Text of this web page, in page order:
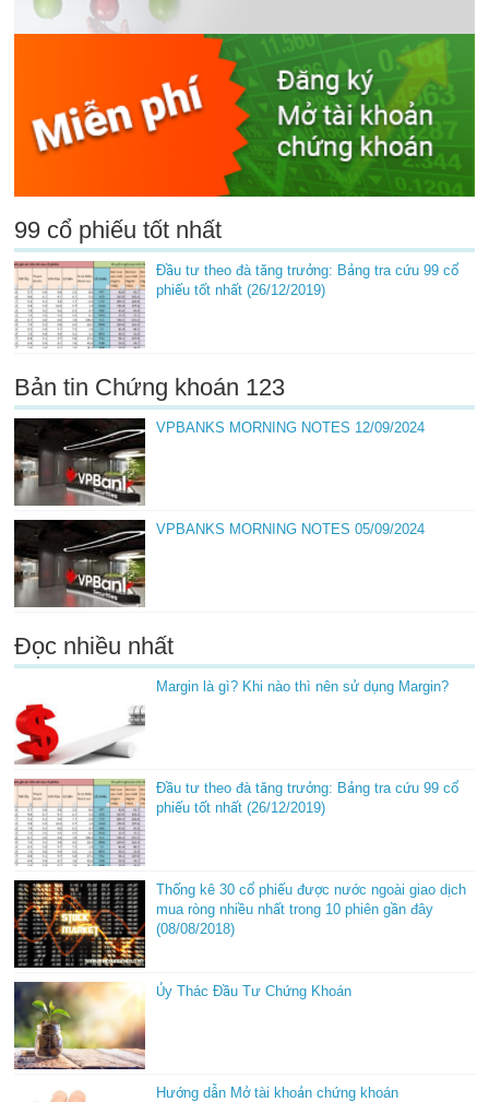
99 cổ phiếu tốt nhất
Đầu tư theo đà tăng trưởng: Bảng tra cứu 99 cổ
phiếu tốt nhất (26/12/2019)
Bản tin Chứng khoán 123
VPBANKS MORNING NOTES 12/09/2024
VPBANKS MORNING NOTES 05/09/2024
Đọc nhiều nhất
Margin là gì? Khi nào thì nên sử dụng Margin?
Đầu tư theo đà tăng trưởng: Bảng tra cứu 99 cổ
phiếu tốt nhất (26/12/2019)
Thống kê 30 cổ phiếu được nước ngoài giao dịch
mua ròng nhiều nhất trong 10 phiên gần đây
(08/08/2018)
Ủy Thác Đầu Tư Chứng Khoán
Hướng dẫn Mở tài khoản chứng khoán